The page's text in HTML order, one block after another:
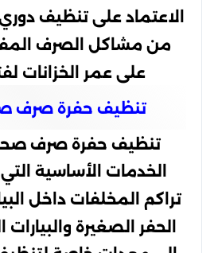
الاعتماد على تنظيف
من مشاكل الصرف
على عمر الخزانات
تنظيف حفرة صرف
تنظيف حفرة صرف
الخدمات الأساسية
تراكم المخلفات داخل
الحفر الصغيرة